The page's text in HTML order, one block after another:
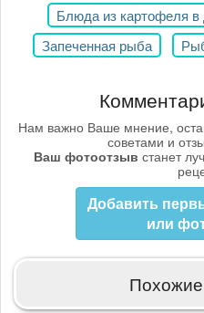
Блюда из картофеля в
Запеченная рыба
Нам важно Ваше мнение,
советами и
Ваш фотоотзыв станет
Добавить
или